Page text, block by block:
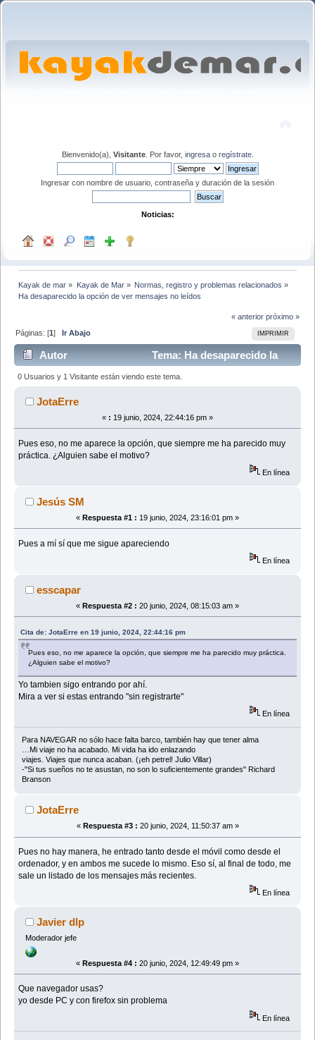
Bienvenido(a), Visitante. Por favor, ingresao regístrate.
Ingresar con nombre de usuario, contraseña y duración de la sesión
Noticias:
Kayak de mar » Kayak de Mar» Normas, registro y problemas relacionados »
Ha desaparecido la opción de ver mensajes no leídos
« anterior próximo »
IMPRIMIR
Páginas: [1]Ir Abajo
Autor
Tema: Ha desaparecido la
opción de ver mensajes no leídos (Leído 41797 veces)
0 Usuarios y 1 Visitante están viendo este tema.
JotaErre
« : 19 junio, 2024, 22:44:16 pm »
Pues eso, no me aparece la opción, que siempre me ha parecido muy
práctica. ¿Alguien sabe el motivo?
En línea
Jesús SM
« Respuesta #1 : 19 junio, 2024, 23:16:01 pm »
Pues a mí sí que me sigue apareciendo
En línea
esscapar
« Respuesta #2 : 20 junio, 2024, 08:15:03 am »
Cita de: JotaErre en 19 junio, 2024, 22:44:16 pm
Pues eso, no me aparece la opción, que siempre me ha parecido muy práctica.
¿Alguien sabe el motivo?
Yo tambien sigo entrando por ahí.
Mira a ver si estas entrando "sin registrarte"
En línea
Para NAVEGAR no sólo hace falta barco, también hay que tener alma
…Mi viaje no ha acabado. Mi vida ha ido enlazando
viajes. Viajes que nunca acaban. (¡eh petrel! Julio Villar)
-"Si tus sueños no te asustan, no son lo suficientemente grandes" Richard
Branson
JotaErre
« Respuesta #3 : 20 junio, 2024, 11:50:37 am »
Pues no hay manera, he entrado tanto desde el móvil como desde el
ordenador, y en ambos me sucede lo mismo. Eso sí, al final de todo, me
sale un listado de los mensajes más recientes.
En línea
Javier dlp
Moderador jefe
« Respuesta #4 : 20 junio, 2024, 12:49:49 pm »
Que navegador usas?
yo desde PC y con firefox sin problema
En línea